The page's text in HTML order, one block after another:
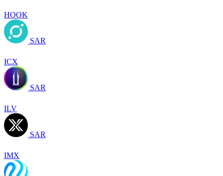
HOOK
SAR
ICX
SAR
ILV
SAR
IMX